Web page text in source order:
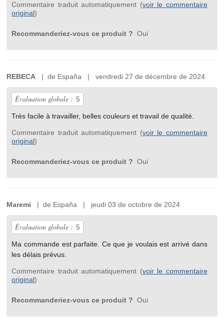
Commentaire traduit automatiquement (voir le commentaire
original)
Recommanderiez-vous ce produit ? Oui
REBECA | de España | vendredi 27 de décembre de 2024
Évaluation globale : 5
Très facile à travailler, belles couleurs et travail de qualité.
Commentaire traduit automatiquement (voir le commentaire
original)
Recommanderiez-vous ce produit ? Oui
Maremi | de España | jeudi 03 de octobre de 2024
Évaluation globale : 5
Ma commande est parfaite. Ce que je voulais est arrivé dans
les délais prévus.
Commentaire traduit automatiquement (voir le commentaire
original)
Recommanderiez-vous ce produit ? Oui